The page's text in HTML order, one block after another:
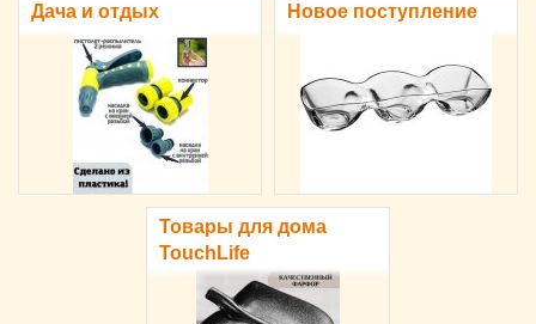
Дача и отдых Новое поступление
Товары для дома
TouchLife